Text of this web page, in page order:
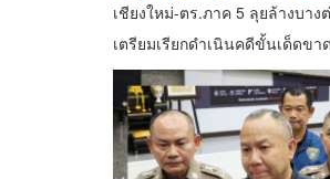
เชียงใหม่-ตร.ภาค 5 ลุยล้างบา
เตรียมเรียกดำเนินคดีขั้นเด็ดขาด